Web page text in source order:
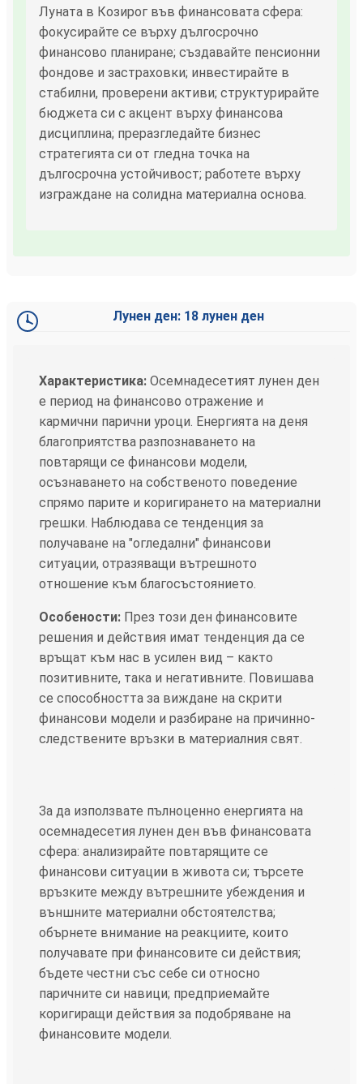
Луната в Козирог във финансовата сфера:
фокусирайте се върху дългосрочно
финансово планиране; създавайте пенсионни
фондове и застраховки; инвестирайте в
стабилни, проверени активи; структурирайте
бюджета си с акцент върху финансова
дисциплина; преразгледайте бизнес
стратегията си от гледна точка на
дългосрочна устойчивост; работете върху
изграждане на солидна материална основа.
Лунен ден: 18 лунен ден
Характеристика: Осемнадесетият лунен ден
е период на финансово отражение и
кармични парични уроци. Енергията на деня
благоприятства разпознаването на
повтарящи се финансови модели,
осъзнаването на собственото поведение
спрямо парите и коригирането на материални
грешки. Наблюдава се тенденция за
получаване на "огледални" финансови
ситуации, отразяващи вътрешното
отношение към благосъстоянието.
Особености: През този ден финансовите
решения и действия имат тенденция да се
връщат към нас в усилен вид – както
позитивните, така и негативните. Повишава
се способността за виждане на скрити
финансови модели и разбиране на причинно-
следствените връзки в материалния свят.
За да използвате пълноценно енергията на
осемнадесетия лунен ден във финансовата
сфера: анализирайте повтарящите се
финансови ситуации в живота си; търсете
връзките между вътрешните убеждения и
външните материални обстоятелства;
обърнете внимание на реакциите, които
получавате при финансовите си действия;
бъдете честни със себе си относно
паричните си навици; предприемайте
коригиращи действия за подобряване на
финансовите модели.